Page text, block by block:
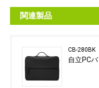
関連製品
CB-280BK
自立PC